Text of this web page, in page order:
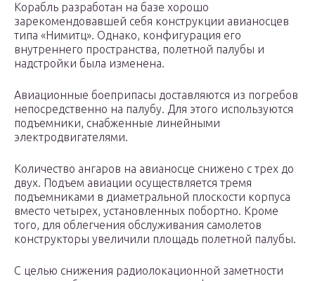
Корабль разработан на базе хорошо
зарекомендовавшей себя конструкции авианосцев
типа «Нимитц». Однако, конфигурация его
внутреннего пространства, полетной палубы и
надстройки была изменена.
Авиационные боеприпасы доставляются из погребов
непосредственно на палубу. Для этого используются
подъемники, снабженные линейными
электродвигателями.
Количество ангаров на авианосце снижено с трех до
двух. Подъем авиации осуществляется тремя
подъемниками в диаметральной плоскости корпуса
вместо четырех, установленных побортно. Кроме
того, для облегчения обслуживания самолетов
конструкторы увеличили площадь полетной палубы.
С целью снижения радиолокационной заметности